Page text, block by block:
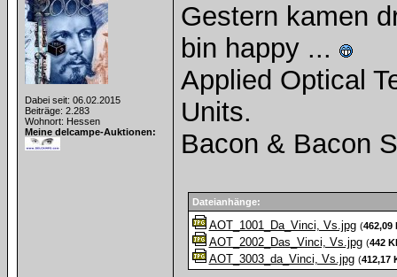
Dabei seit: 06.02.2015
Beiträge: 2.283
Wohnort: Hessen
Meine delcampe-Auktionen:
Gestern kamen
bin happy ...
Applied Optical
Units.
Bacon & Bacon
Dateianhänge:
AOT_1001_Da_Vinci, Vs.jpg (462,09
AOT_2002_Das_Vinci, Vs.jpg (442
AOT_3003_da_Vinci, Vs.jpg (412,17